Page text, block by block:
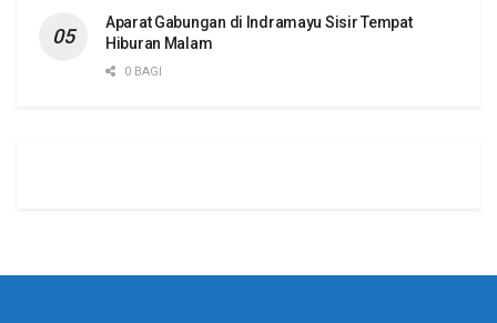
Aparat Gabungan di Indramayu Sisir Tempat
Hiburan Malam
0 BAGI